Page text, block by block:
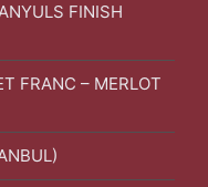
FINISH
FRANC – MERLOT